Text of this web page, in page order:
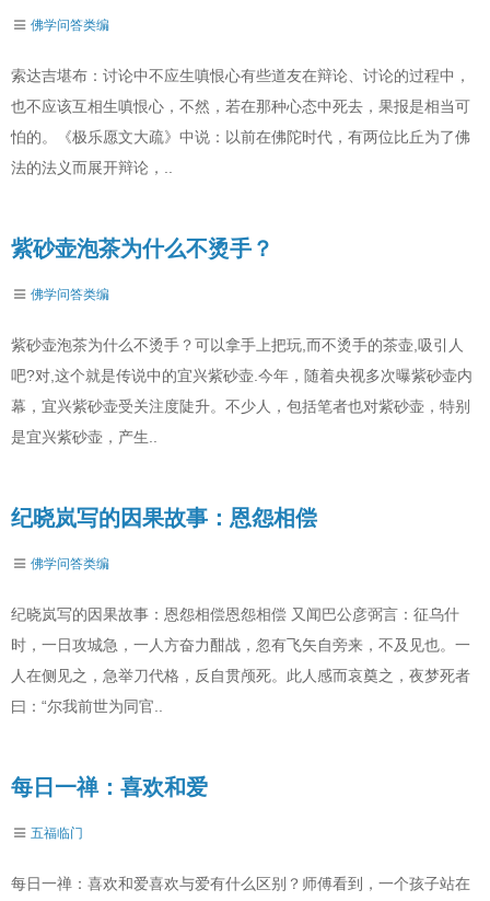
佛学问答类编
索达吉堪布：讨论中不应生嗔恨心有些道友在辩论、讨论的过程中，
也不应该互相生嗔恨心，不然，若在那种心态中死去，果报是相当可
怕的。《极乐愿文大疏》中说：以前在佛陀时代，有两位比丘为了佛
法的法义而展开辩论，..
紫砂壶泡茶为什么不烫手？
佛学问答类编
紫砂壶泡茶为什么不烫手？可以拿手上把玩,而不烫手的茶壶,吸引人
吧?对,这个就是传说中的宜兴紫砂壶.今年，随着央视多次曝紫砂壶内
幕，宜兴紫砂壶受关注度陡升。不少人，包括笔者也对紫砂壶，特别
是宜兴紫砂壶，产生..
纪晓岚写的因果故事：恩怨相偿
佛学问答类编
纪晓岚写的因果故事：恩怨相偿恩怨相偿 又闻巴公彦弼言：征乌什
时，一日攻城急，一人方奋力酣战，忽有飞矢自旁来，不及见也。一
人在侧见之，急举刀代格，反自贯颅死。此人感而哀奠之，夜梦死者
曰：“尔我前世为同官..
每日一禅：喜欢和爱
五福临门
每日一禅：喜欢和爱喜欢与爱有什么区别？师傅看到，一个孩子站在